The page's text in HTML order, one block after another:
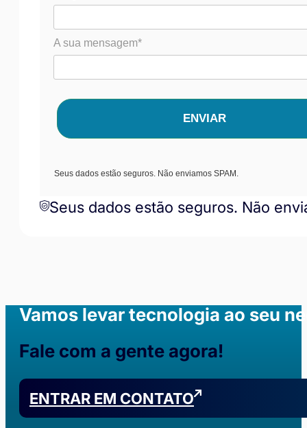
A sua mensagem*
ENVIAR
Seus dados estão seguros. Não enviamos SPAM.
Seus dados estão seguros. Não
Vamos levar tecnologia ao seu
Fale com a gente agora!
ENTRAR EM CONTATO